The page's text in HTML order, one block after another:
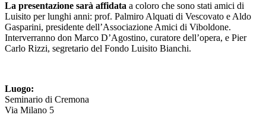
La presentazione sarà affidata a coloro che sono stati amici di
Luisito per lunghi anni: prof. Palmiro Alquati di Vescovato e Aldo
Gasparini, presidente dell’Associazione Amici di Viboldone.
Interverranno don Marco D’Agostino, curatore dell’opera, e Pier
Carlo Rizzi, segretario del Fondo Luisito Bianchi.
Luogo:
Seminario di Cremona
Via Milano 5